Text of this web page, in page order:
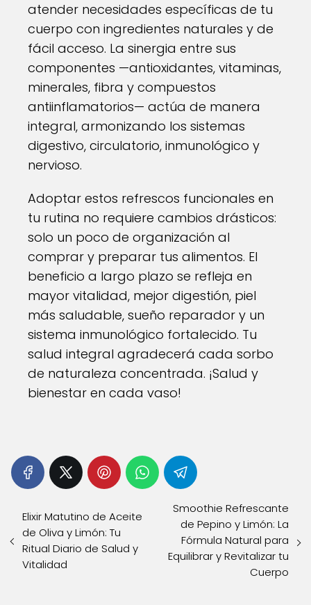
atender necesidades específicas de tu
cuerpo con ingredientes naturales y de
fácil acceso. La sinergia entre sus
componentes —antioxidantes, vitaminas,
minerales, fibra y compuestos
antiinflamatorios— actúa de manera
integral, armonizando los sistemas
digestivo, circulatorio, inmunológico y
nervioso.
Adoptar estos refrescos funcionales en
tu rutina no requiere cambios drásticos:
solo un poco de organización al
comprar y preparar tus alimentos. El
beneficio a largo plazo se refleja en
mayor vitalidad, mejor digestión, piel
más saludable, sueño reparador y un
sistema inmunológico fortalecido. Tu
salud integral agradecerá cada sorbo
de naturaleza concentrada. ¡Salud y
bienestar en cada vaso!
Elixir Matutino de Aceite
de Oliva y Limón: Tu
Ritual Diario de Salud y
Vitalidad
Smoothie Refrescante
de Pepino y Limón: La
Fórmula Natural para
Equilibrar y Revitalizar tu
Cuerpo